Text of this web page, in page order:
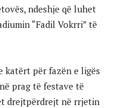
ndeshje që luhet
“Fadil Vokrri” të
katërt për fazën e ligës
prag të festave të
drejtpërdrejt në rrjetin